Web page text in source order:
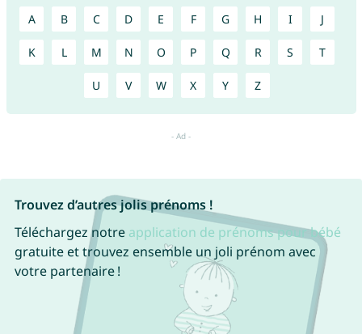
A B C D E F G H I J
K L M N O P Q R S T
U V W X Y Z
Trouvez d’autres jolis prénoms !
Téléchargez notre application de prénoms pour bébé
gratuite et trouvez ensemble un joli prénom avec
votre partenaire !